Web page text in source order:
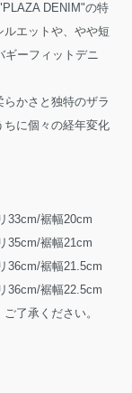
DENIM"の特
エットや、やや短
ギーフィットデニ
かさと独特のザラ
ちに個々の経年変化
33cm/裾幅20cm
35cm/裾幅21cm
36cm/裾幅21.5cm
36cm/裾幅22.5cm
了承ください。